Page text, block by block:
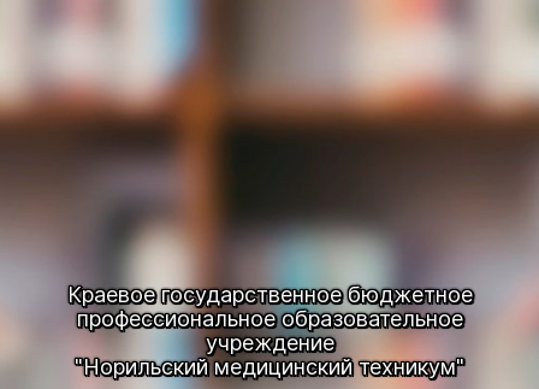
Краевое государственное бюджетное
профессиональное образовательное
учреждение
"Норильский медицинский техникум"